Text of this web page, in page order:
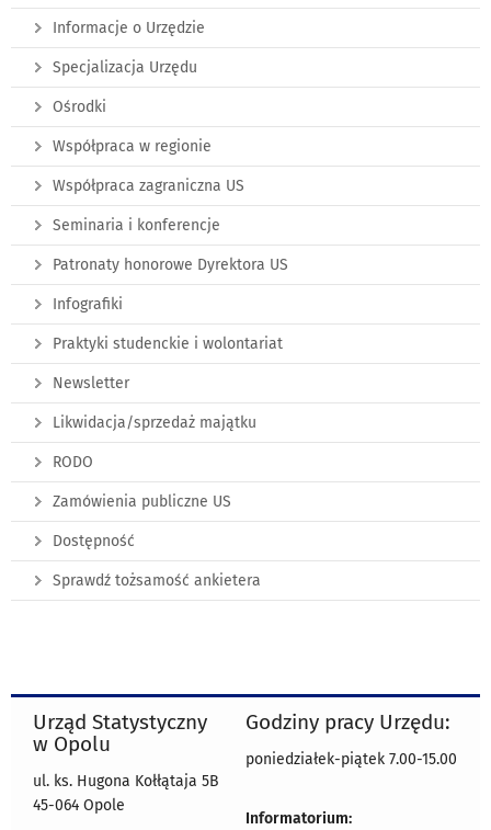
Informacje o Urzędzie
Specjalizacja Urzędu
Ośrodki
Współpraca w regionie
Współpraca zagraniczna US
Seminaria i konferencje
Patronaty honorowe Dyrektora US
Infografiki
Praktyki studenckie i wolontariat
Newsletter
Likwidacja/sprzedaż majątku
RODO
Zamówienia publiczne US
Dostępność
Sprawdź tożsamość ankietera
Urząd Statystyczny
w Opolu
ul. ks. Hugona Kołłątaja 5B
45-064 Opole
Godziny pracy Urzędu:
poniedziałek-piątek 7.00-15.00
Informatorium: